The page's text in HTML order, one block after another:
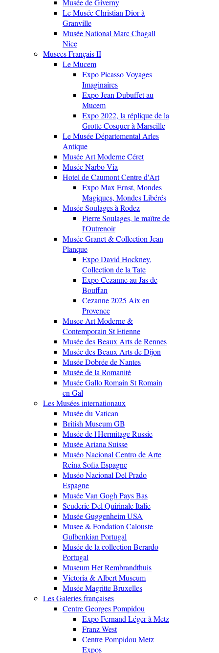
Musée de Giverny
Le Musée Christian Dior à
Granville
Musée National Marc Chagall
Nice
Musees Français II
Le Mucem
Expo Picasso Voyages
Imaginaires
Expo Jean Dubuffet au
Mucem
Expo 2022, la réplique de la
Grotte Cosquer à Marseille
Le Musée Départemental Arles
Antique
Musée Art Moderne Céret
Musée Narbo Via
Hotel de Caumont Centre d'Art
Expo Max Ernst, Mondes
Magiques, Mondes Libérés
Musée Soulages à Rodez
Pierre Soulages, le maître de
l'Outrenoir
Musée Granet & Collection Jean
Planque
Expo David Hockney,
Collection de la Tate
Expo Cezanne au Jas de
Bouffan
Cezanne 2025 Aix en
Provence
Musee Art Moderne &
Contemporain St Etienne
Musée des Beaux Arts de Rennes
Musée des Beaux Arts de Dijon
Musée Dobrée de Nantes
Musée de la Romanité
Musée Gallo Romain St Romain
en Gal
Les Musées internationaux
Musée du Vatican
British Museum GB
Musée de l'Hermitage Russie
Musée Ariana Suisse
Muséo Nacional Centro de Arte
Reina Sofia Espagne
Muséo Nacional Del Prado
Espagne
Musée Van Gogh Pays Bas
Scuderie Del Quirinale Italie
Musée Guggenheim USA
Musee & Fondation Calouste
Gulbenkian Portugal
Musée de la collection Berardo
Portugal
Museum Het Rembrandthuis
Victoria & Albert Museum
Musée Magritte Bruxelles
Les Galeries françaises
Centre Georges Pompidou
Expo Fernand Léger à Metz
Franz West
Centre Pompidou Metz
Expos